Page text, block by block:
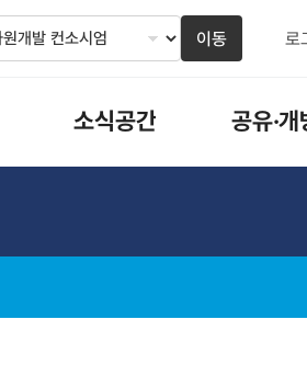
이동 로
소식공간 공유·